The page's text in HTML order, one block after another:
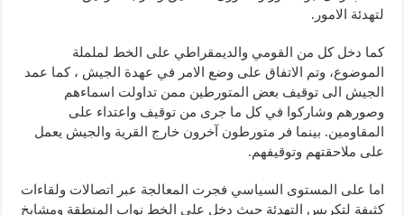
لتهدئة الامور.
كما دخل كل من القومي والديمقراطي على الخط لململة
الموضوع، وتم الاتفاق على وضع الامر في عهدة الجيش ، كما عمد
الجيش الى توقيف بعض المتورطين ممن تداولت اسماءهم
وصورهم وشاركوا في كل ما جرى من توقيف واعتداء على
المقاومين. بينما فر متورطون آخرون خارج القرية والجيش يعمل
على ملاحقتهم وتوقيفهم.
اما على المستوى السياسي فجرت المعالجة عبر اتصالات ولقاءات
كثيفة لتكريس التهدئة حيث دخل على الخط نواب المنطقة ومشايخ